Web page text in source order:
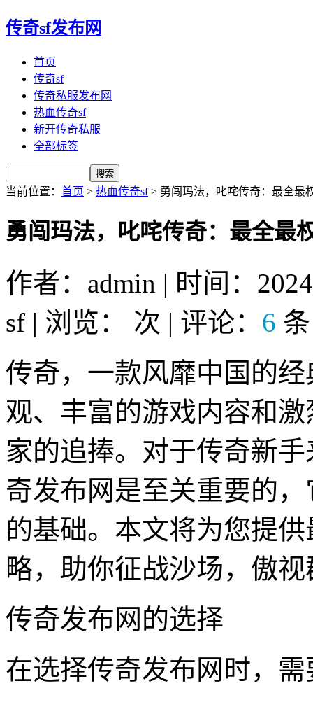
传奇sf发布网
首页
传奇sf
传奇私服发布网
热血传奇sf
新开传奇私服
全部标签
当前位置： 首页 > 热血传奇sf> 勇闯玛法，叱咤传奇：最全最
勇闯玛法，叱咤传奇：最全最
作者：admin | 时间：
sf | 浏览：
次 | 评论： 6 条
传奇，一款风靡中国的
观、丰富的游戏内容和
家的追捧。对于传奇新
奇发布网是至关重要的
的基础。本文将为您提
略，助你征战沙场，傲
传奇发布网的选择
在选择传奇发布网时，